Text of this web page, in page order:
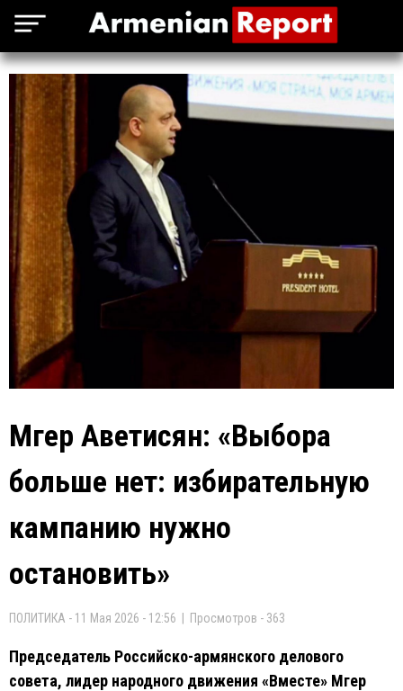
Мгер Аветисян: «Выбора
больше нет: избирательную
кампанию нужно
остановить»
ПОЛИТИКА - 11 Мая 2026 - 12:56 | Просмотров - 363
Председатель Российско-армянского делового
совета, лидер народного движения «Вместе» Мгер